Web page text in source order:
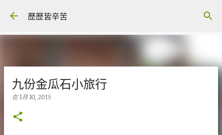
歷歷皆辛苦
九份金瓜石小旅行
在1月 10, 2015